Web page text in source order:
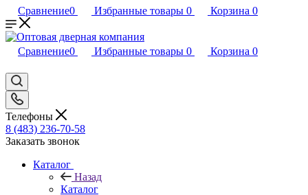
Сравнение0 Избранные товары 0 Корзина 0
Сравнение0 Избранные товары 0 Корзина 0
Телефоны
8 (483) 236-70-58
Заказать звонок
Каталог
Назад
Каталог